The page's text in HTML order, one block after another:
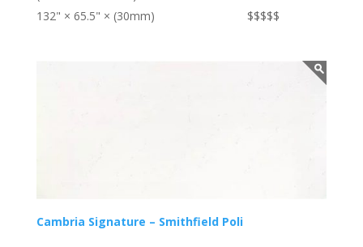
132" × 65.5" × (30mm)
$$$$$
Cambria Signature – Smithfield Poli